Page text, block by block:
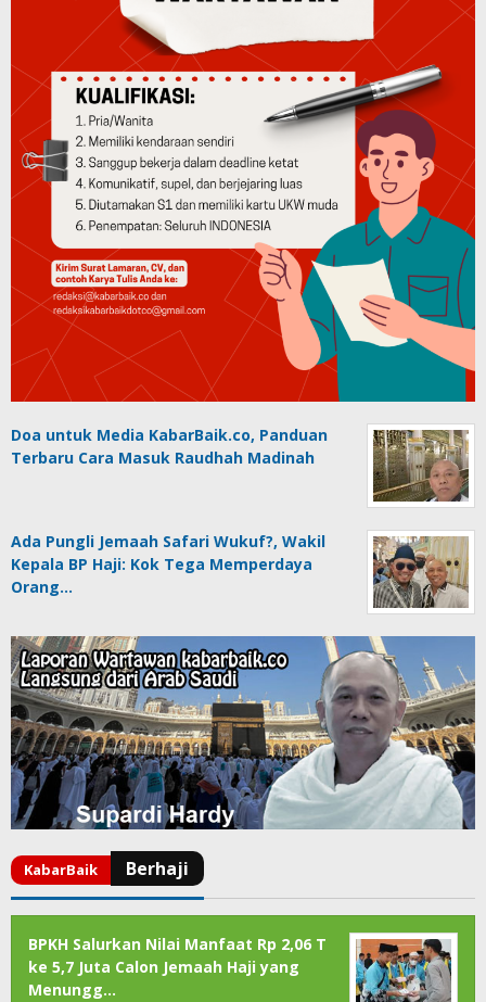
Doa untuk Media KabarBaik.co, Panduan
Terbaru Cara Masuk Raudhah Madinah
Ada Pungli Jemaah Safari Wukuf?, Wakil
Kepala BP Haji: Kok Tega Memperdaya
Orang…
BPKH Salurkan Nilai Manfaat Rp 2,06 T
ke 5,7 Juta Calon Jemaah Haji yang
Menungg…